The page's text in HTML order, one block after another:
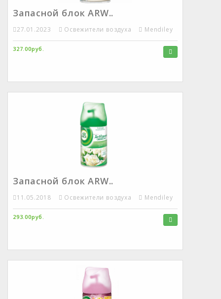
Запасной блок ARW..
27.01.2023 Освежители воздуха Mendiley
327.00руб.
Запасной блок ARW..
11.05.2018 Освежители воздуха Mendiley
293.00руб.